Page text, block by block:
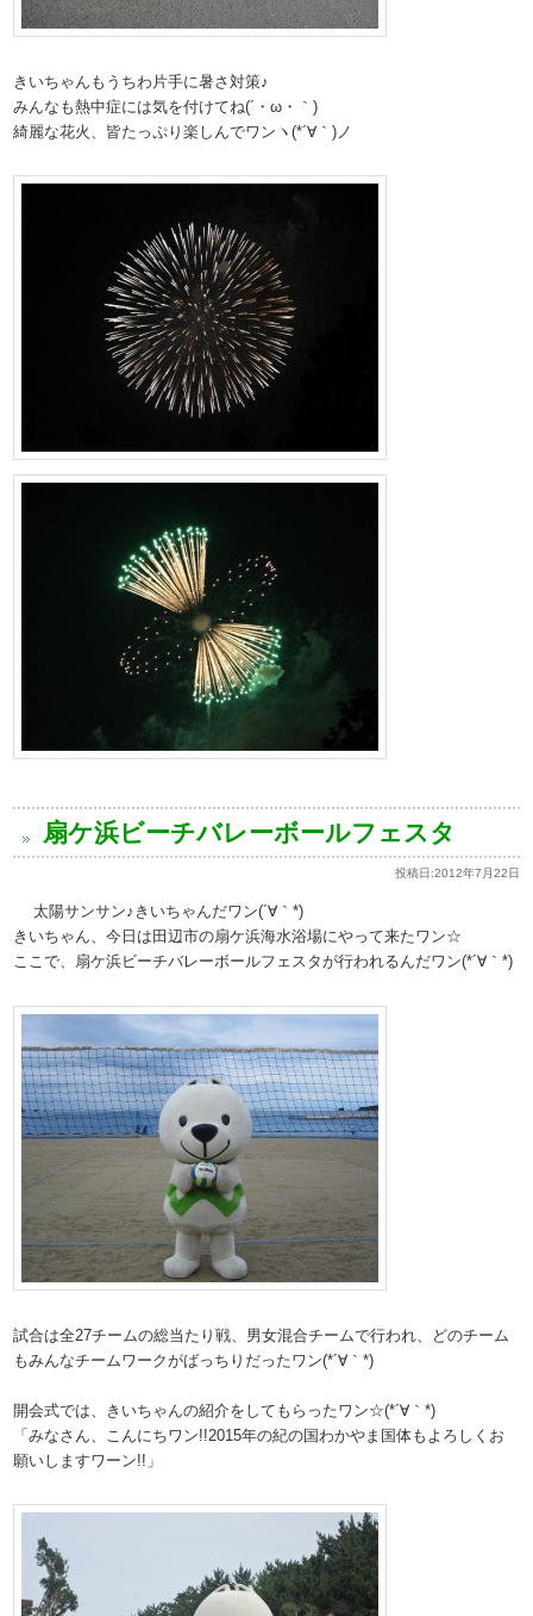
きいちゃんもうちわ片手に暑さ対策♪
みんなも熱中症には気を付けてね(´・ω・｀)
綺麗な花火、皆たっぷり楽しんでワンヽ(*´∀｀)ノ
扇ケ浜ビーチバレーボールフェスタ
投稿日:2012年7月22日
太陽サンサン♪きいちゃんだワン(´∀｀*)
きいちゃん、今日は田辺市の扇ケ浜海水浴場にやって来たワン☆
ここで、扇ケ浜ビーチバレーボールフェスタが行われるんだワン(*´∀｀*)
試合は全27チームの総当たり戦、男女混合チームで行われ、どのチーム
もみんなチームワークがばっちりだったワン(*´∀｀*)
開会式では、きいちゃんの紹介をしてもらったワン☆(*´∀｀*)
「みなさん、こんにちワン!!2015年の紀の国わかやま国体もよろしくお
願いしますワーン!!」